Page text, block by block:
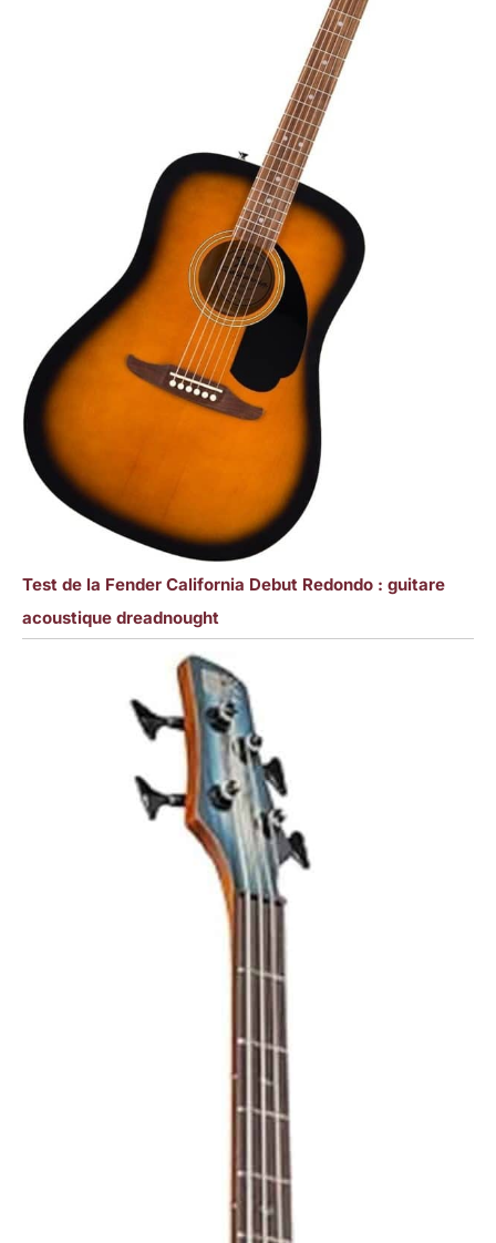
Test de la Fender California Debut Redondo : guitare
acoustique dreadnought